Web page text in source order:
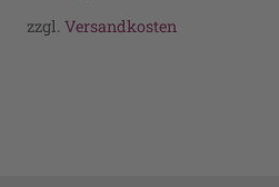
zzgl. Versandkosten